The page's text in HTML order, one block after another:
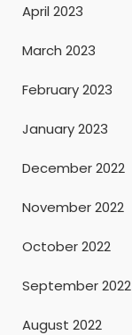
April 2023
March 2023
February 2023
January 2023
December 2022
November 2022
October 2022
September 2022
August 2022